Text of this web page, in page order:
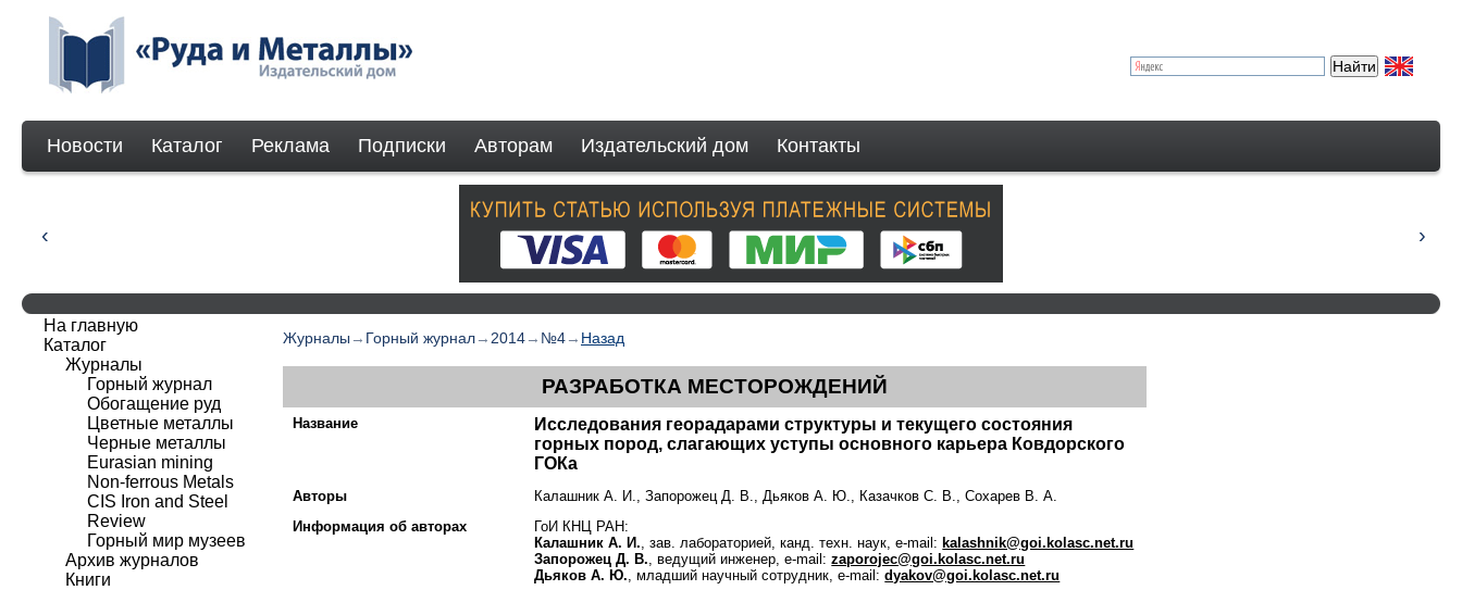
Новости Каталог Реклама Подписки Авторам Издательский дом Контакты
Журналы → Горный журнал→ 2014→ №4→ Назад
РАЗРАБОТКА МЕСТОРОЖДЕНИЙ
Название
Исследования георадарами структуры и текущего состояния
горных пород, слагающих уступы основного карьера Ковдорского
ГОКа
Авторы
Калашник А. И., Запорожец Д. В., Дьяков А. Ю., Казачков С. В., Сохарев В. А.
Информация об авторах
ГоИ КНЦ РАН:
Калашник А. И. , зав. лабораторией, канд. техн. наук, e-mail: kalashnik@goi.kolasc.net.ru
Запорожец Д. В. , ведущий инженер, e-mail:zaporojec@goi.kolasc.net.ru
Дьяков А. Ю. , младший научный сотрудник, e-mail:dyakov@goi.kolasc.net.ru
На главную
Каталог
Журналы
Горный журнал
Обогащение руд
Цветные металлы
Черные металлы
Eurasian mining
Non-ferrous Мetals
CIS Iron and Steel
Review
Горный мир музеев
Архив журналов
Книги